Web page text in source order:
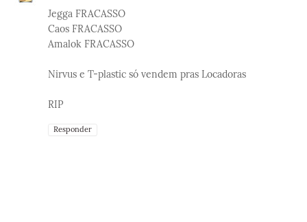
Jegga FRACASSO
Caos FRACASSO
Amalok FRACASSO
Nirvus e T-plastic só vendem pras Locadoras
RIP
Responder